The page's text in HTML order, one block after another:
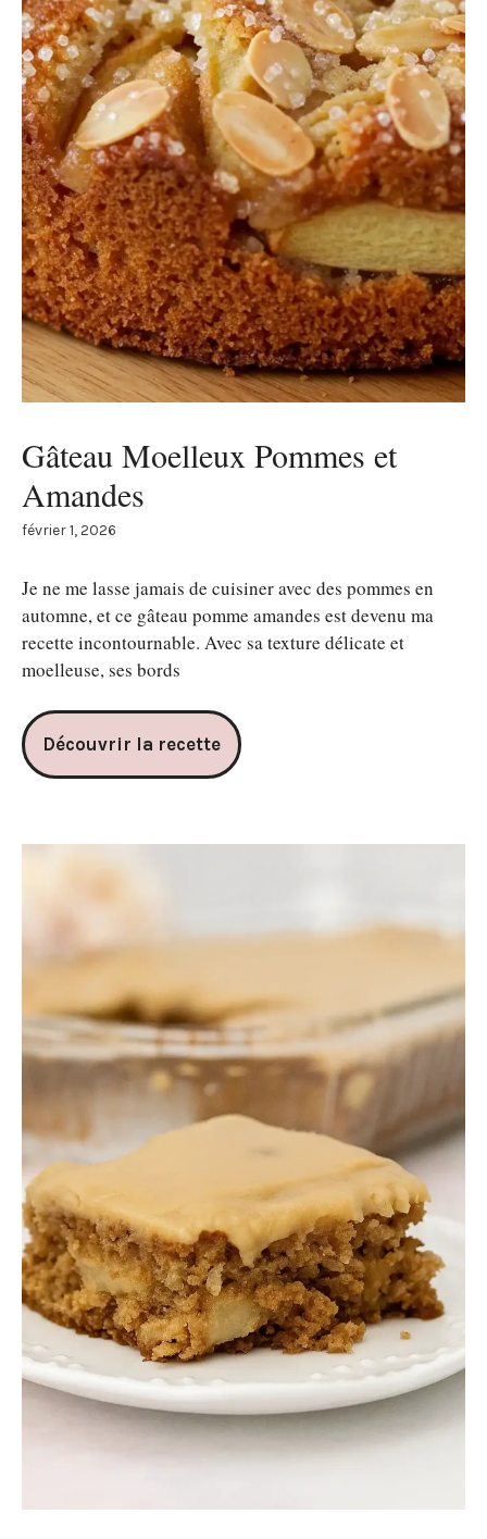
Gâteau Moelleux Pommes et
Amandes
février 1, 2026
Je ne me lasse jamais de cuisiner avec des pommes en
automne, et ce gâteau pomme amandes est devenu ma
recette incontournable. Avec sa texture délicate et
moelleuse, ses bords
Découvrir la recette